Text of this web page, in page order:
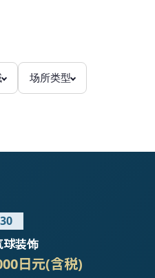
场所类型
球装饰
日元(含税)